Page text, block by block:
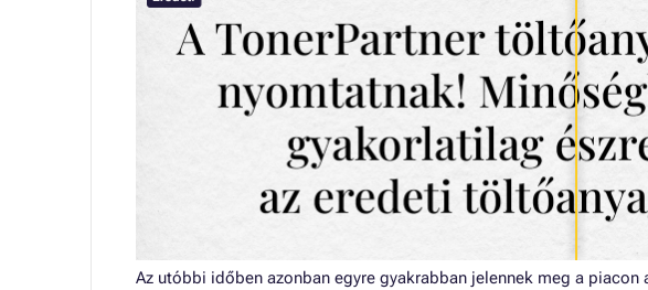
Az utóbbi időben azonban egyre gyakrabban jelennek meg a